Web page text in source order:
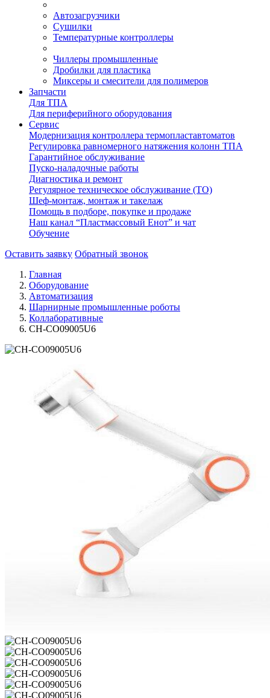
Автозагрузчики
Сушилки
Температурные контроллеры
Чиллеры промышленные
Дробилки для пластика
Миксеры и смесители для полимеров
Запчасти
Для ТПА
Для периферийного оборудования
Сервис
Модернизация контроллера термопластавтоматов
Регулировка равномерного натяжения колонн ТПА
Гарантийное обслуживание
Пуско-наладочные работы
Диагностика и ремонт
Регулярное техническое обслуживание (ТО)
Шеф-монтаж, монтаж и такелаж
Помощь в подборе, покупке и продаже
Наш канал “Пластмассовый Енот” и чат
Обучение
Оставить заявку Обратный звонок
Главная
Оборудование
Автоматизация
Шарнирные промышленные роботы
Коллаборативные
CH-CO09005U6